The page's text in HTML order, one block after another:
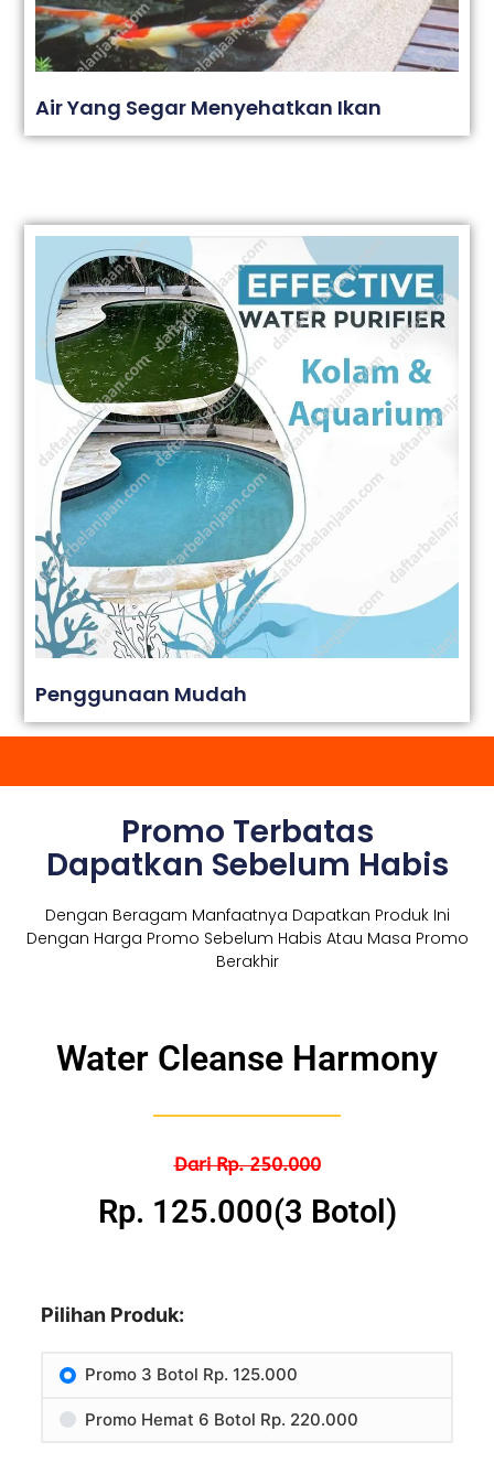
Air Yang Segar Menyehatkan Ikan
Penggunaan Mudah
Promo Terbatas
Dapatkan Sebelum Habis
Dengan Beragam Manfaatnya Dapatkan Produk Ini
Dengan Harga Promo Sebelum Habis Atau Masa Promo
Berakhir
Water Cleanse Harmony
Dari Rp. 250.000
Rp. 125.000(3 Botol)
Pilihan Produk:
Promo 3 Botol Rp. 125.000
Promo Hemat 6 Botol Rp. 220.000